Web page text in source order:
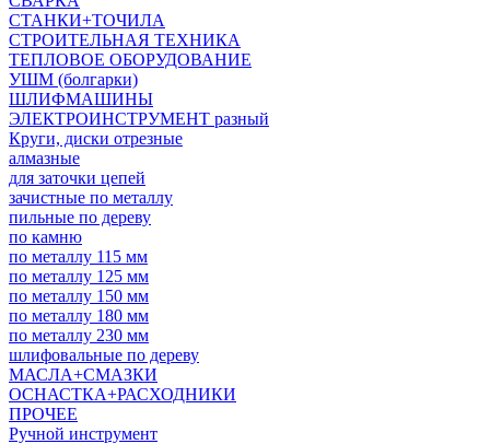
СТАНКИ+ТОЧИЛА
СТРОИТЕЛЬНАЯ ТЕХНИКА
ТЕПЛОВОЕ ОБОРУДОВАНИЕ
УШМ (болгарки)
ШЛИФМАШИНЫ
ЭЛЕКТРОИНСТРУМЕНТ разный
Круги, диски отрезные
алмазные
для заточки цепей
зачистные по металлу
пильные по дереву
по камню
по металлу 115 мм
по металлу 125 мм
по металлу 150 мм
по металлу 180 мм
по металлу 230 мм
шлифовальные по дереву
МАСЛА+СМАЗКИ
ОСНАСТКА+РАСХОДНИКИ
ПРОЧЕЕ
Ручной инструмент